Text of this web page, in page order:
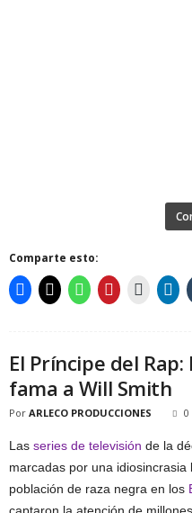
Comparte esto:
El Príncipe del
fama a Will Smith
Por ARLECO PRODUCCIONES 0
Las series de televisión de la
marcadas por una
población de raza negra en los